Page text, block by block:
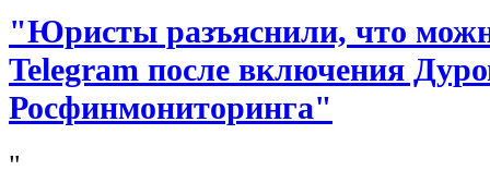
"Юристы разъяснили, что
Telegram после включения
Росфинмониторинга"
"